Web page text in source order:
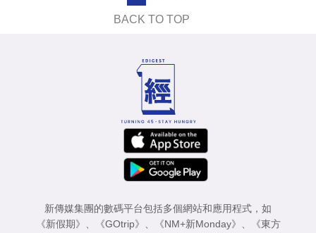
BACK TO TOP
新傳媒集團的數碼平台包括多個網站和應用程式，如
《新假期》 、 《GOtrip》 、 《NM+新Monday》 、
《東方